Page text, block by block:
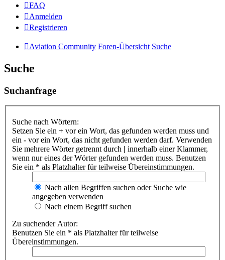
FAQ
Anmelden
Registrieren
Aviation Community Foren-Übersicht Suche
Suche
Suchanfrage
Suche nach Wörtern:
Setzen Sie ein + vor ein Wort, das gefunden werden muss und
ein - vor ein Wort, das nicht gefunden werden darf. Verwenden
Sie mehrere Wörter getrennt durch | innerhalb einer Klammer,
wenn nur eines der Wörter gefunden werden muss. Benutzen
Sie ein * als Platzhalter für teilweise Übereinstimmungen.
Nach allen Begriffen suchen oder Suche wie
angegeben verwenden
Nach einem Begriff suchen
Zu suchender Autor:
Benutzen Sie ein * als Platzhalter für teilweise
Übereinstimmungen.